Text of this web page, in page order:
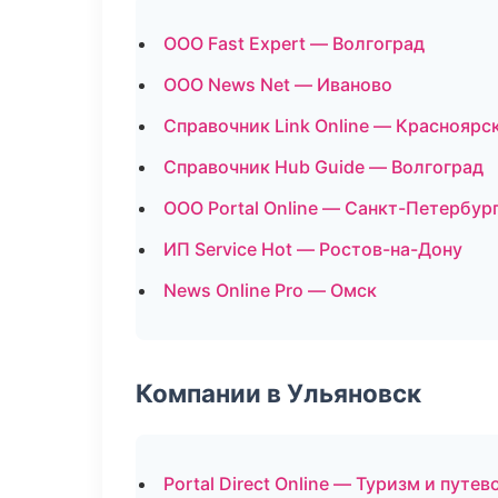
ООО Fast Expert — Волгоград
ООО News Net — Иваново
Справочник Link Online —
Справочник Hub Guide — Волгоград
ООО Portal Online — Санкт-
ИП Service Hot — Ростов-на-Дону
News Online Pro — Омск
Компании в Ульяновск
Portal Direct Online — Туризм и